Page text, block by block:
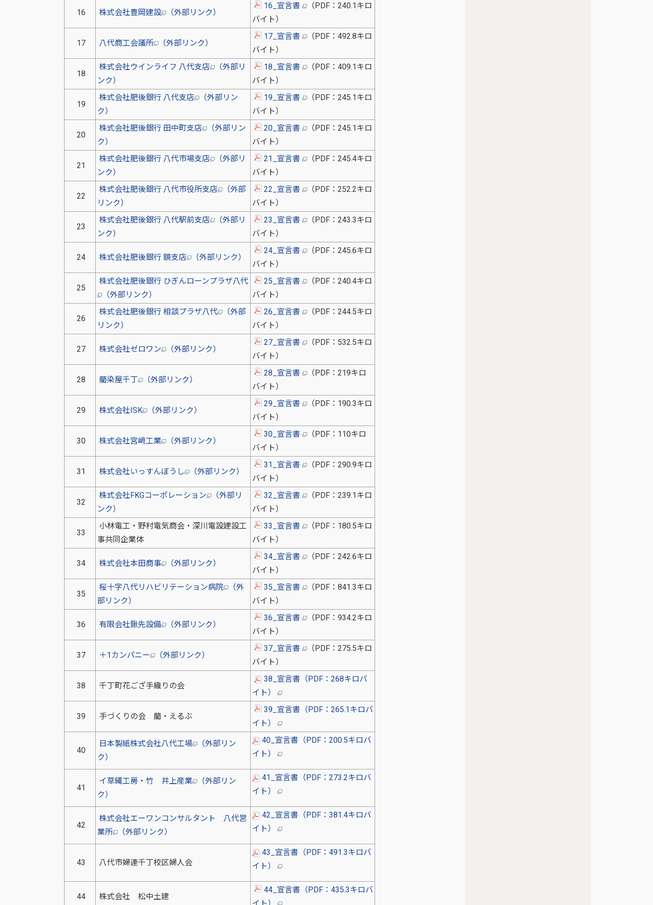
16 株式会社豊岡建設 （外部リンク）
16_宣言書
（PDF：240.1キロ
バイト）
17 八代商工会議所 （外部リンク）
17_宣言書
（PDF：492.8キロ
バイト）
18
株式会社ウインライフ 八代支店
（外部リ
ンク）
18_宣言書
（PDF：409.1キロ
バイト）
19
株式会社肥後銀行 八代支店
（外部リン
ク）
19_宣言書
（PDF：245.1キロ
バイト）
20
株式会社肥後銀行 田中町支店
（外部リン
ク）
20_宣言書
（PDF：245.1キロ
バイト）
21
株式会社肥後銀行 八代市場支店
（外部リ
ンク）
21_宣言書
（PDF：245.4キロ
バイト）
22
株式会社肥後銀行 八代市役所支店
（外部
リンク）
22_宣言書
（PDF：252.2キロ
バイト）
23
株式会社肥後銀行 八代駅前支店
（外部リ
ンク）
23_宣言書
（PDF：243.3キロ
バイト）
24 株式会社肥後銀行 鏡支店 （外部リンク）
24_宣言書
（PDF：245.6キロ
バイト）
25
株式会社肥後銀行 ひぎんローンプラザ八代
（外部リンク）
25_宣言書
（PDF：240.4キロ
バイト）
26
株式会社肥後銀行 相談プラザ八代
（外部
リンク）
26_宣言書
（PDF：244.5キロ
バイト）
27 株式会社ゼロワン （外部リンク）
27_宣言書
（PDF：532.5キロ
バイト）
28 藺染屋千丁 （外部リンク）
28_宣言書
（PDF：219キロ
バイト）
29 株式会社ISK （外部リンク）
29_宣言書
（PDF：190.3キロ
バイト）
30 株式会社宮﨑工業 （外部リンク）
30_宣言書
（PDF：110キロ
バイト）
31 株式会社いっすんぼうし （外部リンク）
31_宣言書
（PDF：290.9キロ
バイト）
32
株式会社FKGコーポレーション
（外部リ
ンク）
32_宣言書
（PDF：239.1キロ
バイト）
33
小林電工・野村電気商会・深川電設建設工
事共同企業体
33_宣言書
（PDF：180.5キロ
バイト）
34 株式会社本田商事 （外部リンク）
34_宣言書
（PDF：242.6キロ
バイト）
35
桜十字八代リハビリテーション病院
（外
部リンク）
35_宣言書
（PDF：841.3キロ
バイト）
36 有限会社鍬先設備 （外部リンク）
36_宣言書
（PDF：934.2キロ
バイト）
37 ＋1カンパニー （外部リンク）
37_宣言書
（PDF：275.5キロ
バイト）
38 千丁町花ござ手織りの会
38_宣言書（PDF：268キロバ
イト）
39 手づくりの会 藺・えるぶ
39_宣言書（PDF：265.1キロバ
イト）
40
日本製紙株式会社八代工場
（外部リン
ク）
40_宣言書（PDF：200.5キロバ
イト）
41
イ草縄工房・竹 井上産業
（外部リン
ク）
41_宣言書（PDF：273.2キロバ
イト）
42
株式会社エーワンコンサルタント 八代営
業所
（外部リンク）
42_宣言書（PDF：381.4キロバ
イト）
43 八代市婦連千丁校区婦人会
43_宣言書（PDF：491.3キロバ
イト）
44 株式会社 松中土建
44_宣言書（PDF：435.3キロバ